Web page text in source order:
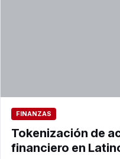
FINANZAS
Tokenización de
financiero en